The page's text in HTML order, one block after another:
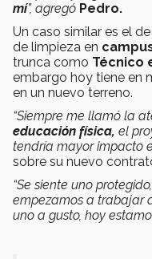
mí”, agregó Pedro.
Un caso similar es el de
de limpieza en
trunca como Técnico
embargo hoy tiene en
en un nuevo terreno.
“Siempre me llamó la
educación física, el
tendría mayor impacto
sobre su nuevo
“Se siente uno protegido,
empezamos a trabajar
uno a gusto, hoy